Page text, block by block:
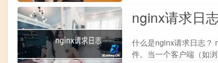
nginx请求日
什么是nginx请求日志？
件。当一个客户端（如